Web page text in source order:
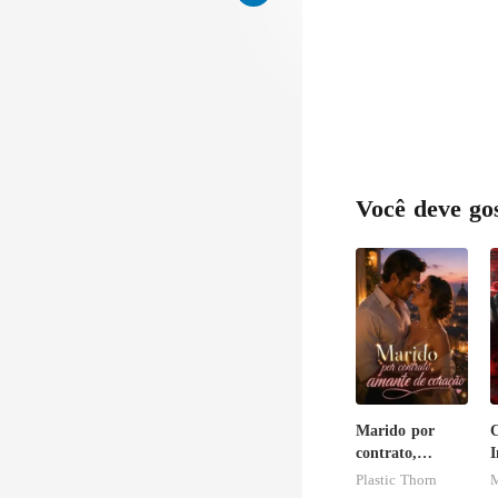
Você deve
Marido por
contrato,
amante de
Plastic Thorn